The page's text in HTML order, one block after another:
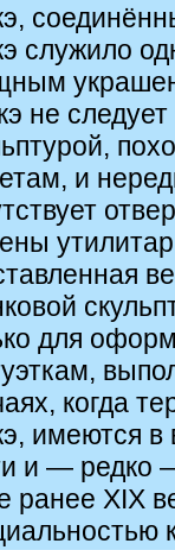
служило
не
и
для
когда
имеются
и — редко
ранее XIX